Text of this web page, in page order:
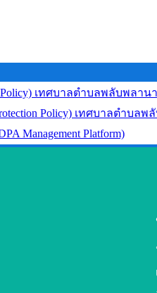
Policy) เทศบาลตำบลพลับพลา
Policy) เทศบาลตำบล
Platform)